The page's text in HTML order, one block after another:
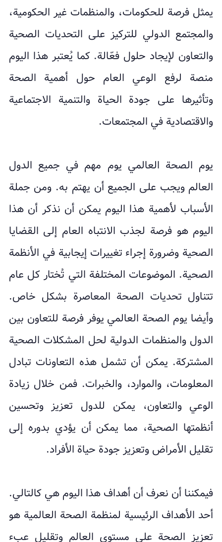
يمثل فرصة للحكومات، والمنظمات غير الحكومية،
والمجتمع الدولي للتركيز على التحديات الصحية
والتعاون لإيجاد حلول فعّالة. كما يُعتبر هذا اليوم
منصة لرفع الوعي العام حول أهمية الصحة
وتأثيرها على جودة الحياة والتنمية الاجتماعية
والاقتصادية في المجتمعات.
يوم الصحة العالمي يوم مهم في جميع الدول
العالم ويجب على الجميع أن يهتم به. ومن جملة
الأسباب لأهمية هذا اليوم يمكن أن نذكر أن هذا
اليوم هو فرصة لجذب الانتباه العام إلى القضايا
الصحية وضرورة إجراء تغييرات إيجابية في الأنظمة
الصحية. الموضوعات المختلفة التي تُختار كل عام
تتناول تحديات الصحة المعاصرة بشكل خاص.
وأيضا يوم الصحة العالمي يوفر فرصة للتعاون بين
الدول والمنظمات الدولية لحل المشكلات الصحية
المشتركة. يمكن أن تشمل هذه التعاونات تبادل
المعلومات، والموارد، والخبرات. فمن خلال زيادة
الوعي والتعاون، يمكن للدول تعزيز وتحسين
أنظمتها الصحية، مما يمكن أن يؤدي بدوره إلى
تقليل الأمراض وتعزيز جودة حياة الأفراد.
فيمكننا أن نعرف أن أهداف هذا اليوم هي كالتالي.
أحد الأهداف الرئيسية لمنظمة الصحة العالمية هو
تعزيز الصحة على مستوى العالم وتقليل عبء